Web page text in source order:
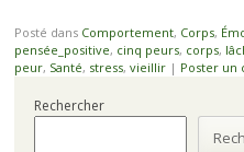
Posté dans Comportement, Corps,
pensée_positive, cinq peurs, corps,
peur, Santé, stress, vieillir | Poster un
Rechercher